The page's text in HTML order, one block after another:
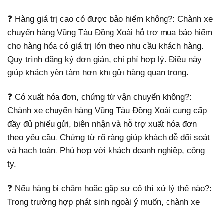
❓ Hàng giá trị cao có được bảo hiểm không?: Chành xe
chuyển hàng Vũng Tàu Đồng Xoài hỗ trợ mua bảo hiểm
cho hàng hóa có giá trị lớn theo nhu cầu khách hàng.
Quy trình đăng ký đơn giản, chi phí hợp lý. Điều này
giúp khách yên tâm hơn khi gửi hàng quan trọng.
❓ Có xuất hóa đơn, chứng từ vận chuyển không?:
Chành xe chuyển hàng Vũng Tàu Đồng Xoài cung cấp
đầy đủ phiếu gửi, biên nhận và hỗ trợ xuất hóa đơn
theo yêu cầu. Chứng từ rõ ràng giúp khách dễ đối soát
và hạch toán. Phù hợp với khách doanh nghiệp, công
ty.
❓ Nếu hàng bị chậm hoặc gặp sự cố thì xử lý thế nào?:
Trong trường hợp phát sinh ngoài ý muốn, chành xe